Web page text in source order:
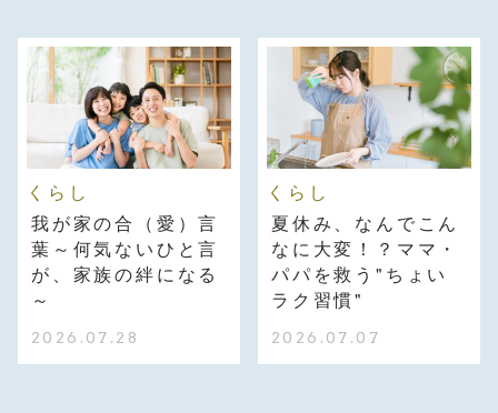
くらし
我が家の合（愛）言
葉～何気ないひと言
が、家族の絆になる
～
2026.07.28
くらし
夏休み、なんでこん
なに大変！？ママ・
パパを救う"ちょい
ラク習慣"
2026.07.07